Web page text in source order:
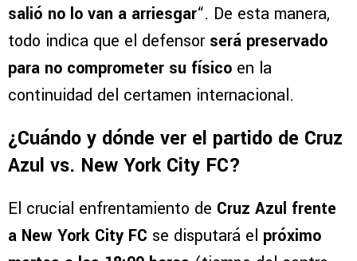
salió no lo van a arriesgar“. De esta manera,
todo indica que el defensor será preservado
para no comprometer su físico en la
continuidad del certamen internacional.
¿Cuándo y dónde ver el partido de Cruz
Azul vs. New York City FC?
El crucial enfrentamiento de Cruz Azul frente
a New York City FC se disputará el próximo